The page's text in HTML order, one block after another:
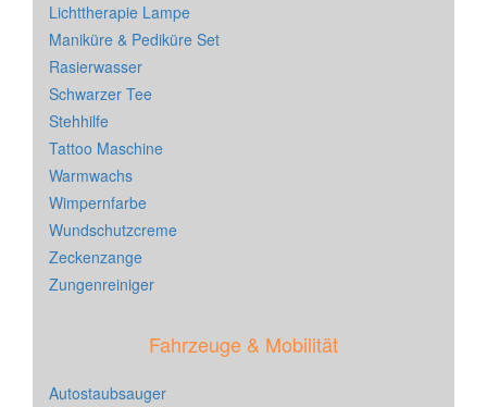
Lichttherapie Lampe
Maniküre & Pediküre Set
Rasierwasser
Schwarzer Tee
Stehhilfe
Tattoo Maschine
Warmwachs
Wimpernfarbe
Wundschutzcreme
Zeckenzange
Zungenreiniger
Fahrzeuge & Mobilität
Autostaubsauger